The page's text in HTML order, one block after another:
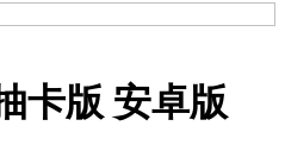
卡版 安卓版